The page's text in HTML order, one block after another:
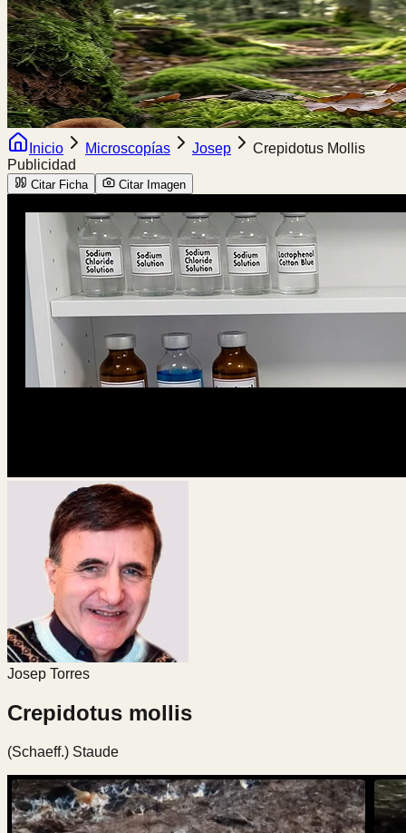
Inicio Microscopías Josep
Crepidotus Mollis
Publicidad
Citar Ficha Citar Imagen
Josep Torres
Crepidotus mollis
(Schaeff.) Staude